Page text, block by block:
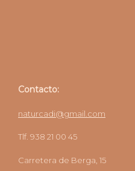
Contacto:
naturcadi@gmail.com
Tlf. 938 21 00 45
Carretera de Berga, 15